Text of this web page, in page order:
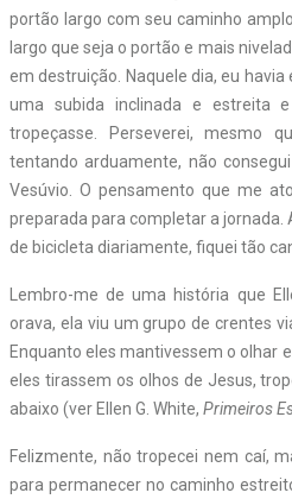
portão largo com seu caminho
largo que seja o portão e mais
em destruição. Naquele dia, eu
uma subida inclinada e estreita
tropeçasse. Perseverei, mesmo
tentando arduamente, não
Vesúvio. O pensamento que me
preparada para completar a jornada.
de bicicleta diariamente, fiquei tão
Lembro-me de uma história que
orava, ela viu um grupo de crentes
Enquanto eles mantivessem o olhar
eles tirassem os olhos de Jesus,
abaixo (verEllen G. White, Primeiros
Felizmente, não tropecei nem caí,
para permanecer no caminho